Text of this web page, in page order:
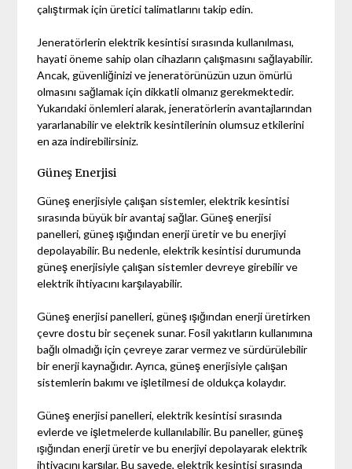
çalıştırmak için üretici talimatlarını takip edin.
Jeneratörlerin elektrik kesintisi sırasında kullanılması,
hayati öneme sahip olan cihazların çalışmasını sağlayabilir.
Ancak, güvenliğinizi ve jeneratörünüzün uzun ömürlü
olmasını sağlamak için dikkatli olmanız gerekmektedir.
Yukarıdaki önlemleri alarak, jeneratörlerin avantajlarından
yararlanabilir ve elektrik kesintilerinin olumsuz etkilerini
en aza indirebilirsiniz.
Güneş Enerjisi
Güneş enerjisiyle çalışan sistemler, elektrik kesintisi
sırasında büyük bir avantaj sağlar. Güneş enerjisi
panelleri, güneş ışığından enerji üretir ve bu enerjiyi
depolayabilir. Bu nedenle, elektrik kesintisi durumunda
güneş enerjisiyle çalışan sistemler devreye girebilir ve
elektrik ihtiyacını karşılayabilir.
Güneş enerjisi panelleri, güneş ışığından enerji üretirken
çevre dostu bir seçenek sunar. Fosil yakıtların kullanımına
bağlı olmadığı için çevreye zarar vermez ve sürdürülebilir
bir enerji kaynağıdır. Ayrıca, güneş enerjisiyle çalışan
sistemlerin bakımı ve işletilmesi de oldukça kolaydır.
Güneş enerjisi panelleri, elektrik kesintisi sırasında
evlerde ve işletmelerde kullanılabilir. Bu paneller, güneş
ışığından enerji üretir ve bu enerjiyi depolayarak elektrik
ihtiyacını karşılar. Bu sayede, elektrik kesintisi sırasında